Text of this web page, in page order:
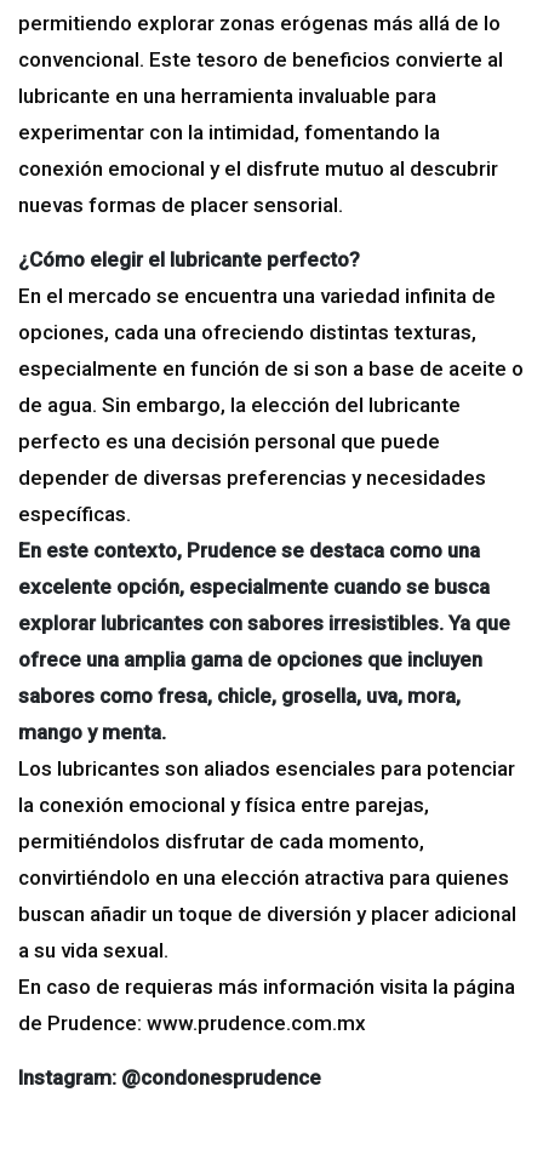
permitiendo explorar zonas erógenas más allá de lo
convencional. Este tesoro de beneficios convierte al
lubricante en una herramienta invaluable para
experimentar con la intimidad, fomentando la
conexión emocional y el disfrute mutuo al descubrir
nuevas formas de placer sensorial.
¿Cómo elegir el lubricante perfecto?
En el mercado se encuentra una variedad infinita de
opciones, cada una ofreciendo distintas texturas,
especialmente en función de si son a base de aceite o
de agua. Sin embargo, la elección del lubricante
perfecto es una decisión personal que puede
depender de diversas preferencias y necesidades
específicas.
En este contexto, Prudence se destaca como una
excelente opción, especialmente cuando se busca
explorar lubricantes con sabores irresistibles. Ya que
ofrece una amplia gama de opciones que incluyen
sabores como fresa, chicle, grosella, uva, mora,
mango y menta.
Los lubricantes son aliados esenciales para potenciar
la conexión emocional y física entre parejas,
permitiéndolos disfrutar de cada momento,
convirtiéndolo en una elección atractiva para quienes
buscan añadir un toque de diversión y placer adicional
a su vida sexual.
En caso de requieras más información visita la página
de Prudence: www.prudence.com.mx
Instagram: @condonesprudence